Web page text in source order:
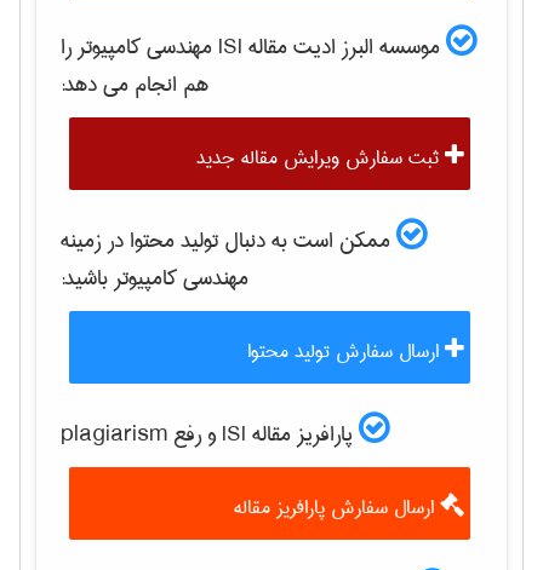
موسسه البرز ادیت مقاله ISI مهندسی كامپيوتررا
هم انجام می دهد:
ثبت سفارش ویرایش مقاله جدید
ممکن است به دنبال تولید محتوا در زمینه
مهندسی كامپيوترباشید:
ارسال سفارش تولید محتوا
پارافریز مقاله ISI و رفع plagiarism
ارسال سفارش پارافریز مقاله